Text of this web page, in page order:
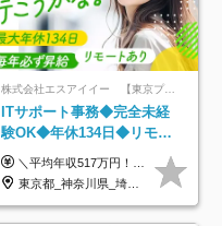
株式会社エスアイイー 【東京プロマーケット上場】
ITサポート事務◆完全未経
験OK◆年休134日◆リモー
トOK◆残業月7h以下◆賞与
年3回◆5年目まで必ず昇給
＼平均年収517万円！入社5年目まで毎年必ず昇給／ ■賞与年3回 ■年収800万円以上も可 ■入社3年以上の平均年収469.2万円 月給23万2000円以上＋賞与年3回＋各種手当 ☆入社5年目まで最大1万5000円の定期昇給を確約 ┃各種手当充実 ・規定の資格を取得すれば、2000円～5万円を毎月支給（2万4000円～60万円／年） ・研修中に取得した取得率95％の資格でも研修後の給料UP ※月給は年齢・経験・能力を考慮して、優遇いたします ※上記月給金額は固定残業代（20時間/3万1300円円以上）を含み、超過分は別途支給いたします ※試用期間（6ヶ月）は月給に変動はありますが、その他待遇に差異はありません ├入社後1ヶ月～3ヶ月間は、月給20万1900円となります └上記金額は固定残業代（10時間／1万6000円）を含み、超過分は別途支給いたします
東京都_神奈川県_埼玉県_千葉県_大阪府_愛知県_北海道_青森県_岩手県_宮城県_秋田県_山形県_福島県_茨城県_栃木県_群馬県_新潟県_山梨県_長野県_富山県_石川県_福井県_静岡県_岐阜県_三重県_兵庫県_京都府_滋賀県_奈良県_和歌山県_広島県_岡山県_鳥取県_島根県_山口県_徳島県_香川県_愛媛県_高知県_福岡県_熊本県_佐賀県_長崎県_大分県_宮崎県_鹿児島県_沖縄県